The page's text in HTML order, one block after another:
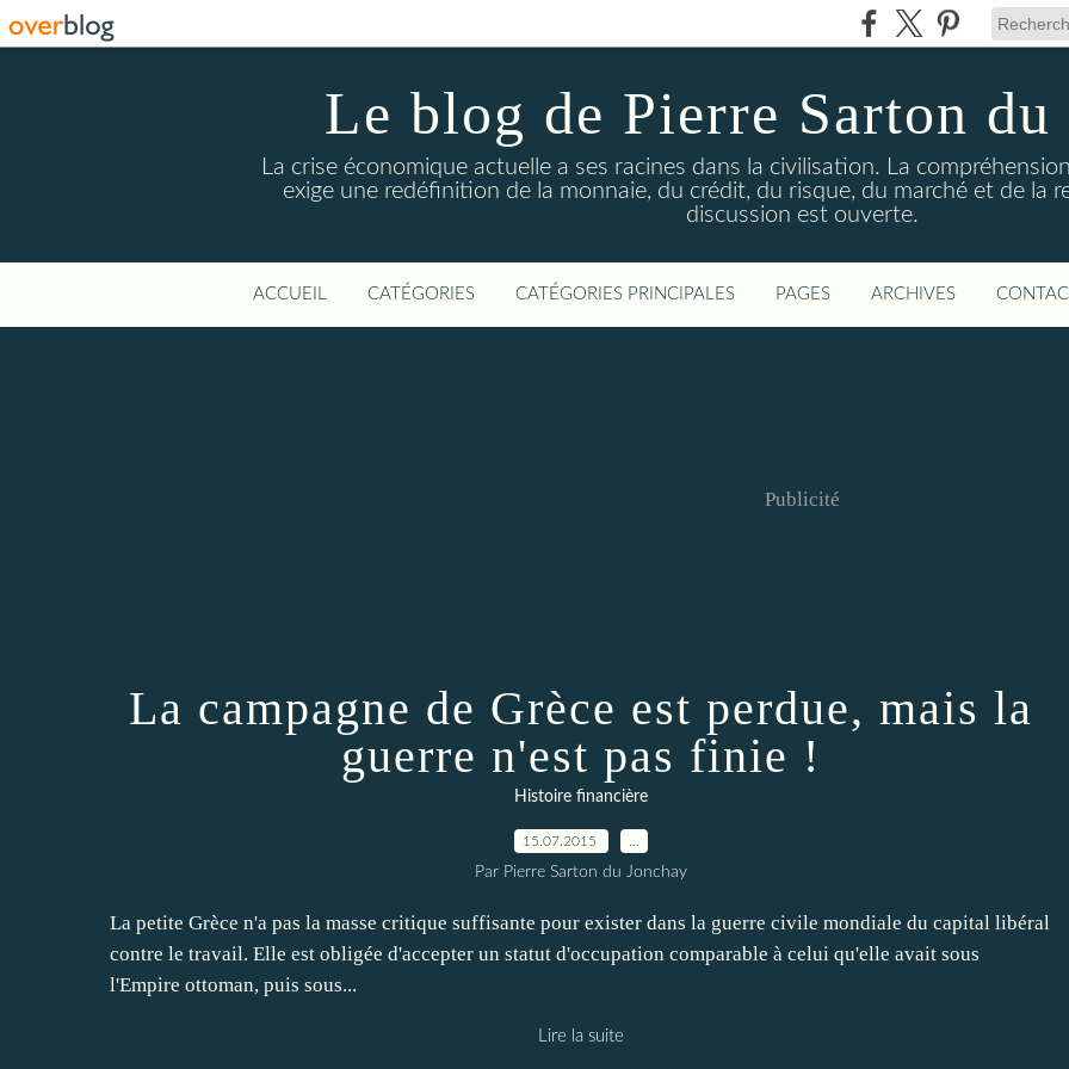
Le blog de Pierre Sarton du
La crise économique actuelle a ses racines dans la civilisation. La
exige une redéfinition de la monnaie, du crédit, du risque, du marché et de la
discussion est ouverte.
ACCUEIL CATÉGORIES CATÉGORIES PRINCIPALES PAGES ARCHIVES
Publicité
La campagne de Grèce est perdue, mais la
guerre n'est pas finie !
Histoire financière
15.07.2015
Par Pierre Sarton du Jonchay
La petite Grèce n'a pas la masse critique suffisante pour exister dans la guerre civile mondiale du capital libéral
contre le travail. Elle est obligée d'accepter un statut d'occupation comparable à celui qu'elle avait sous
l'Empire ottoman, puis sous...
Lire la suite